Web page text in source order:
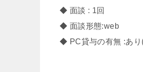
◆ 面談 : 1回
◆ 面談形態:web
◆ PC貸与の有無 :あり